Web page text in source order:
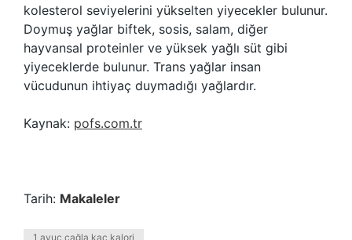
kolesterol seviyelerini yükselten yiyecekler bulunur.
Doymuş yağlar biftek, sosis, salam, diğer
hayvansal proteinler ve yüksek yağlı süt gibi
yiyeceklerde bulunur. Trans yağlar insan
vücudunun ihtiyaç duymadığı yağlardır.
Kaynak: pofs.com.tr
Tarih: Makaleler
1 avuç çağla kaç kalori